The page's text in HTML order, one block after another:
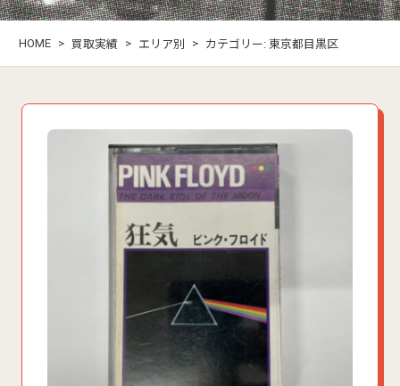
HOME > 買取実績 > エリア別 > カテゴリー: 東京都目黒区